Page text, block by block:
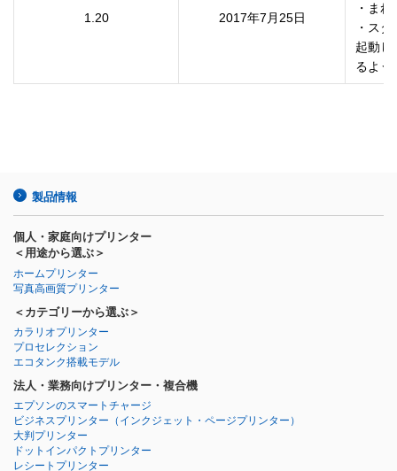
1.20 2017年7月25日
・ま
・ス
起動し
製品情報
個人・家庭向けプリンター
＜用途から選ぶ＞
ホームプリンター
写真高画質プリンター
＜カテゴリーから選ぶ＞
カラリオプリンター
プロセレクション
エコタンク搭載モデル
法人・業務向けプリンター・複合機
エプソンのスマートチャージ
ビジネスプリンター （インクジェット・ページプリンター）
大判プリンター
ドットインパクトプリンター
レシートプリンター